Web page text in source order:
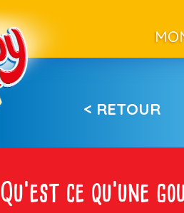
< RETOUR
Qu’est ce qu’une